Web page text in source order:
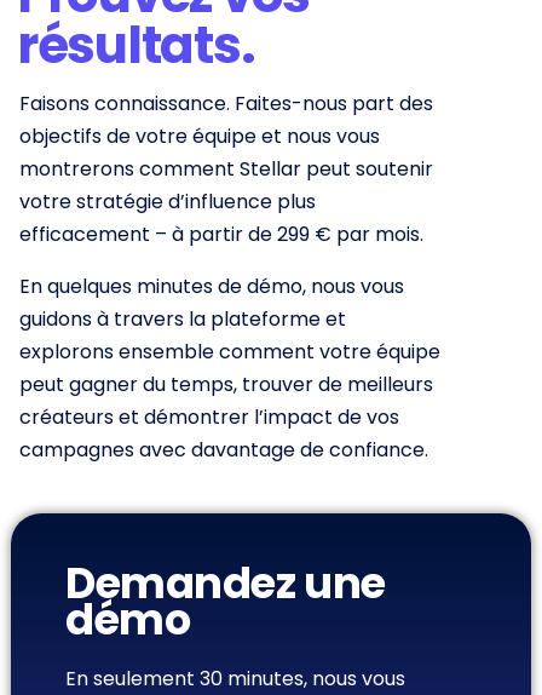
résultats.
Faisons connaissance. Faites-nous part des
objectifs de votre équipe et nous vous
montreronscomment Stellar peut soutenir
votre stratégie d’influence plus
efficacement – à partir de 299 € par mois.
En quelques minutes de démo, nous vous
guidons à travers la plateforme et
explorons ensemble comment votre équipe
peut gagner du temps, trouver de meilleurs
créateurs et démontrer l’impact de vos
campagnes avec davantage de confiance.
Demandez une
démo
En seulement 30 minutes, nous vous